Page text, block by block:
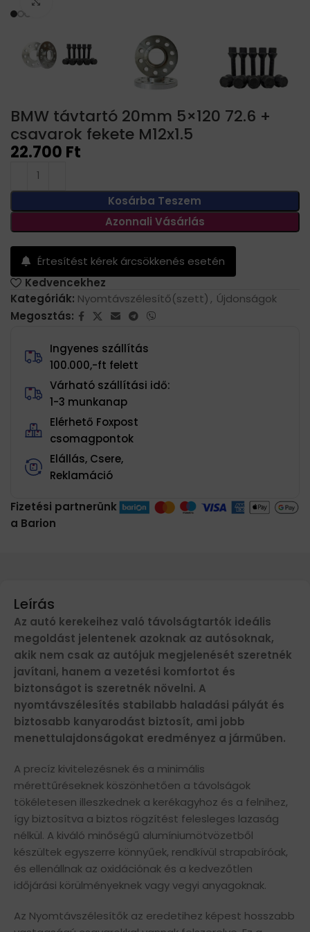
BMW távtartó 20mm 5×120 72.6 +
csavarok fekete M12x1.5
22.700 Ft
Kosárba Teszem
Azonnali Vásárlás
Értesítést kérek árcsökkenés esetén
Kedvencekhez
Kategóriák: Nyomtávszélesítő(szett) , Újdonságok
Megosztás:
Ingyenes szállítás
100.000,-ft felett
Várható szállítási idő:
1-3 munkanap
Elérhető Foxpost
csomagpontok
Elállás, Csere,
Reklamáció
Fizetési partnerünk
a Barion
Leírás
Az autó kerekeihez való távolságtartók ideális
megoldást jelentenek azoknak az autósoknak,
akik nem csak az autójuk megjelenését szeretnék
javítani, hanem a vezetési komfortot és
biztonságot is szeretnék növelni. A
nyomtávszélesítés stabilabb haladási pályát és
biztosabb kanyarodást biztosít, ami jobb
menettulajdonságokat eredményez a járműben.
A precíz kivitelezésnek és a minimális
mérettűréseknek köszönhetően a távolságok
tökéletesen illeszkednek a kerékagyhoz és a felnihez,
így biztosítva a biztos rögzítést felesleges lazaság
nélkül. A kiváló minőségű alumíniumötvözetből
készültek egyszerre könnyűek, rendkívül strapabíróak,
és ellenállnak az oxidációnak és a kedvezőtlen
időjárási körülményeknek vagy vegyi anyagoknak.
Az Nyomtávszélesítők az eredetihez képest hosszabb